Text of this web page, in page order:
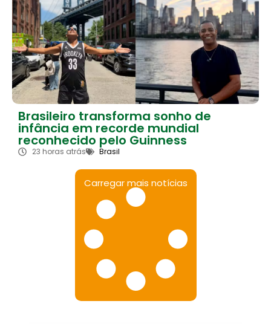
Brasileiro transforma sonho de
infância em recorde mundial
reconhecido pelo Guinness
23 horas atrás Brasil
Carregar mais notícias